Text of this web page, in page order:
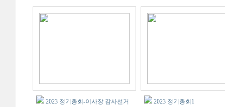
2023 정기총회-이사장 감사선거 2023 정기총회1